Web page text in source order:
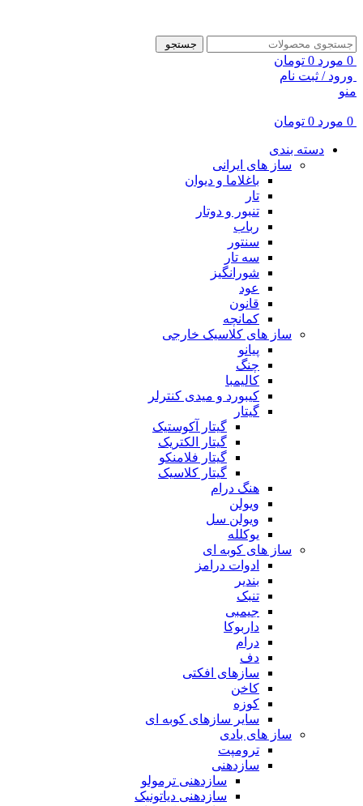
جستجو
0 مورد 0 تومان
ورود / ثبت نام
منو
0 مورد 0 تومان
دسته بندی
ساز های ایرانی
باغلاما و دیوان
تار
تنبور و دوتار
رباب
سنتور
سه تار
شورانگیز
عود
قانون
کمانچه
ساز های کلاسیک خارجی
پیانو
چنگ
کالیمبا
کیبورد و میدی کنترلر
گیتار
گیتار آکوستیک
گیتار الکتریک
گیتار فلامنکو
گیتار کلاسیک
هنگ درام
ویولن
ویولن سل
یوکلله
ساز های کوبه ای
ادوات درامز
بندیر
تنبک
جیمبی
داربوکا
درام
دف
سازهای افکتی
کاخن
کوزه
سایر سازهای کوبه ای
ساز های بادی
ترومپت
سازدهنی
سازدهنی ترمولو
سازدهنی دیاتونیک